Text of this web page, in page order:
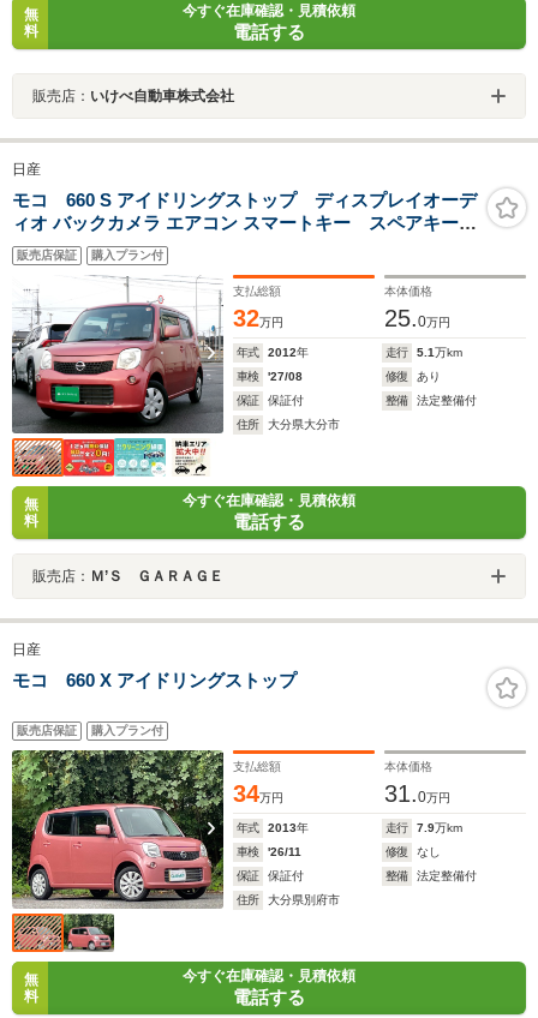
無
料
今すぐ在庫確認・見積依頼
電話する
販売店： いけべ自動車株式会社
日産
モコ 660 S アイドリングストップ ディスプレイオーデ
ィオ バックカメラ エアコン スマートキー スペアキー
電動格納ミラー
販売店保証 購入プラン付
支払総額
32万円
本体価格
25.0万円
年式 2012年 走行 5.1万km
車検
'27/08 修復
あり
保証
保証付 整備
法定整備付
住所
大分県大分市
無
料
今すぐ在庫確認・見積依頼
電話する
販売店： Ｍ’Ｓ ＧＡＲＡＧＥ
日産
モコ 660 X アイドリングストップ
販売店保証 購入プラン付
支払総額
34万円
本体価格
31.0万円
年式 2013年 走行 7.9万km
車検
'26/11 修復
なし
保証
保証付 整備
法定整備付
住所
大分県別府市
無
料
今すぐ在庫確認・見積依頼
電話する